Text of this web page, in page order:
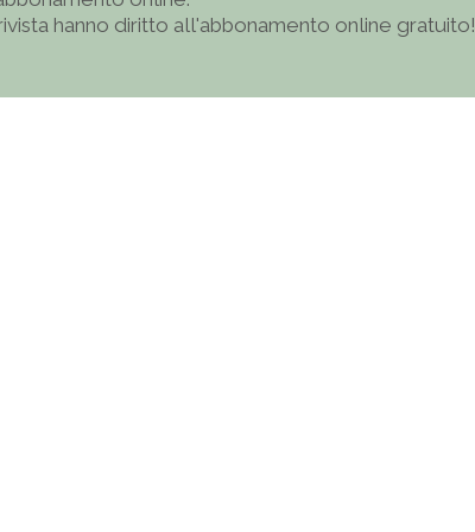
hanno diritto all'abbonamento online gratuito!